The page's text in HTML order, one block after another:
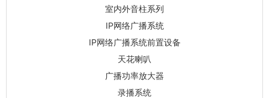
室内外音柱系列
IP网络广播系统
IP网络广播系统前置设备
天花喇叭
广播功率放大器
录播系统